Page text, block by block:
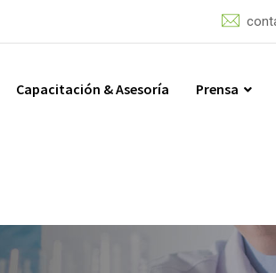
Capacitación & Asesoría Prensa